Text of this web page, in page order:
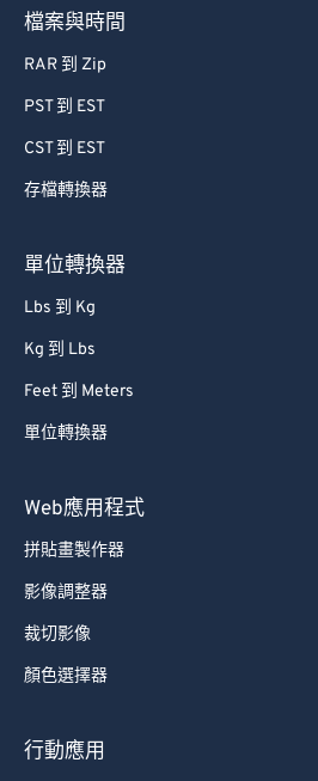
檔案與時間
RAR 到 Zip
PST 到 EST
CST 到 EST
存檔轉換器
單位轉換器
Lbs 到 Kg
Kg 到 Lbs
Feet 到 Meters
單位轉換器
Web應用程式
拼貼畫製作器
影像調整器
裁切影像
顏色選擇器
行動應用